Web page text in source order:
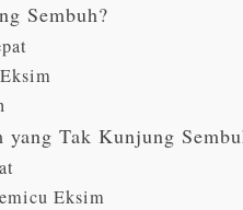
Sembuh?
yang Tak Kunjung
Eksim